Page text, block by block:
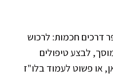
דרכים חכמות: לרכוש
לבצע טיפולים
או פשוט לעמוד בלו"ז